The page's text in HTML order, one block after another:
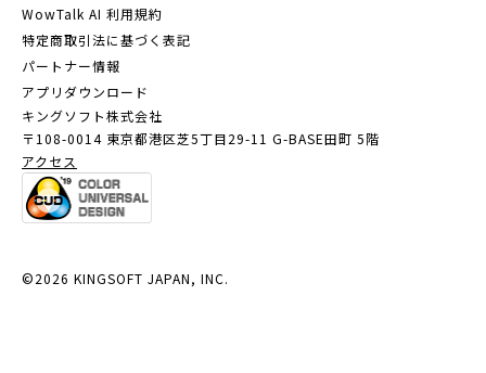
WowTalk AI 利用規約
特定商取引法に基づく表記
パートナー情報
アプリダウンロード
キングソフト株式会社
〒108-0014 東京都港区芝5丁目29-11 G-BASE田町 5階
アクセス
©2026 KINGSOFT JAPAN, INC.